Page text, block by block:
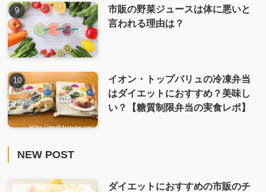
市販の野菜ジュースは体に悪いと
言われる理由は？
イオン・トップバリュの冷凍弁当
はダイエットにおすすめ？美味し
い？【糖質制限弁当の実食レポ】
NEW POST
ダイエットにおすすめの市販のチ